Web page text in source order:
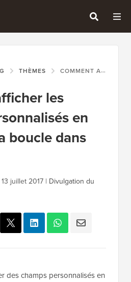
THÈMES COMMENT AFFICHER LES CHAMPS PERSONNALISÉS EN DEHORS DE LA BOUCLE DANS WORDPRESS
les
en
boucle dans
13 juillet 2017 | Divulgation du
des champs personnalisés en